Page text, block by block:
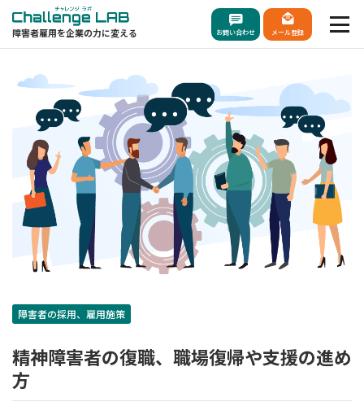
障害者雇用を企業の力に変える お問い合わせ メール登録
障害者の採用、雇用施策
精神障害者の復職、職場復帰や支援の進め
方